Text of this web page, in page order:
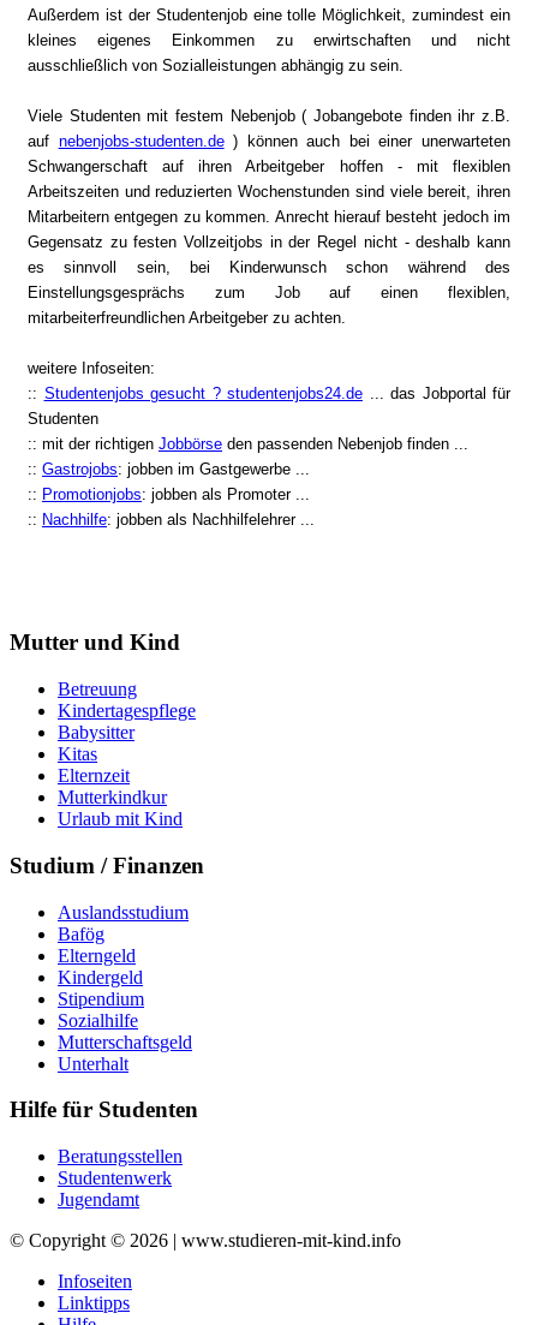
Außerdem ist der Studentenjob eine tolle Möglichkeit, zumindest ein
kleines eigenes Einkommen zu erwirtschaften und nicht
ausschließlich von Sozialleistungen abhängig zu sein.
Viele Studenten mit festem Nebenjob ( Jobangebote finden ihr z.B.
auf nebenjobs-studenten.de) können auch bei einer unerwarteten
Schwangerschaft auf ihren Arbeitgeber hoffen - mit flexiblen
Arbeitszeiten und reduzierten Wochenstunden sind viele bereit, ihren
Mitarbeitern entgegen zu kommen. Anrecht hierauf besteht jedoch im
Gegensatz zu festen Vollzeitjobs in der Regel nicht - deshalb kann
es sinnvoll sein, bei Kinderwunsch schon während des
Einstellungsgesprächs zum Job auf einen flexiblen,
mitarbeiterfreundlichen Arbeitgeber zu achten.
weitere Infoseiten:
:: Studentenjobs gesucht ? studentenjobs24.de ... das Jobportal für
Studenten
:: mit der richtigen Jobbörse den passenden Nebenjob finden ...
:: Gastrojobs: jobben im Gastgewerbe ...
:: Promotionjobs: jobben als Promoter ...
:: Nachhilfe: jobben als Nachhilfelehrer ...
Mutter und Kind
Betreuung
Kindertagespflege
Babysitter
Kitas
Elternzeit
Mutterkindkur
Urlaub mit Kind
Studium / Finanzen
Auslandsstudium
Bafög
Elterngeld
Kindergeld
Stipendium
Sozialhilfe
Mutterschaftsgeld
Unterhalt
Hilfe für Studenten
Beratungsstellen
Studentenwerk
Jugendamt
© Copyright © 2026 | www.studieren-mit-kind.info
Infoseiten
Linktipps